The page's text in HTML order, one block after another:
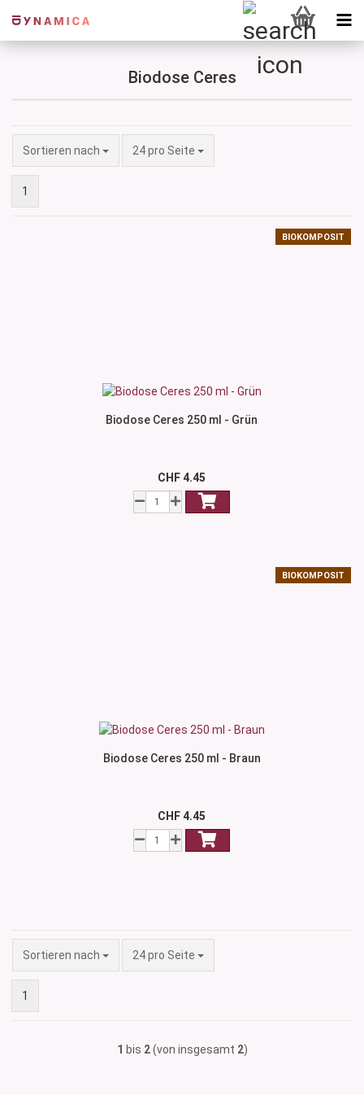
Biodose Ceres
Sortieren nach
Sortieren nach 24 pro Seite
pro Seite
1
BIOKOMPOSIT
Biodose Ceres 250 ml - Grün
CHF 4.45
BIOKOMPOSIT
Biodose Ceres 250 ml - Braun
CHF 4.45
Sortieren nach
Sortieren nach 24 pro Seite
pro Seite
1
1 bis 2(von insgesamt 2)